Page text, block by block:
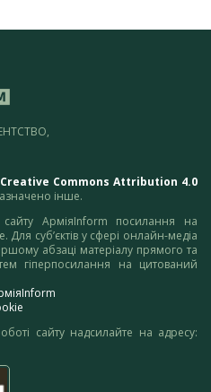
Creative Commons Attribution 4.0
інше.
АрміяInform посилання на
Для суб’єктів у сфері онлайн-медіа
абзаці матеріалу прямого та
гіперпосилання на цитований
сайту надсилайте на адресу: